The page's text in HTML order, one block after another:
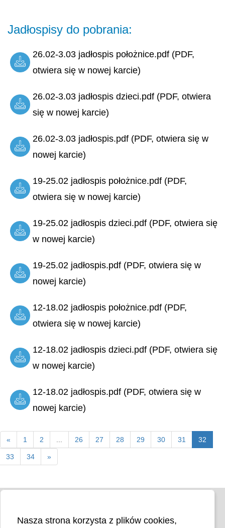
Jadłospisy do pobrania:
26.02-3.03 jadłospis położnice.pdf (PDF,
otwiera się w nowej karcie)
26.02-3.03 jadłospis dzieci.pdf (PDF, otwiera
się w nowej karcie)
26.02-3.03 jadłospis.pdf (PDF, otwiera się w
nowej karcie)
19-25.02 jadłospis położnice.pdf (PDF,
otwiera się w nowej karcie)
19-25.02 jadłospis dzieci.pdf (PDF, otwiera się
w nowej karcie)
19-25.02 jadłospis.pdf (PDF, otwiera się w
nowej karcie)
12-18.02 jadłospis położnice.pdf (PDF,
otwiera się w nowej karcie)
12-18.02 jadłospis dzieci.pdf (PDF, otwiera się
w nowej karcie)
12-18.02 jadłospis.pdf (PDF, otwiera się w
nowej karcie)
« 1 2 26 27 28 29 30 31 32
33 34 »
Nasza strona korzysta z plików cookies,